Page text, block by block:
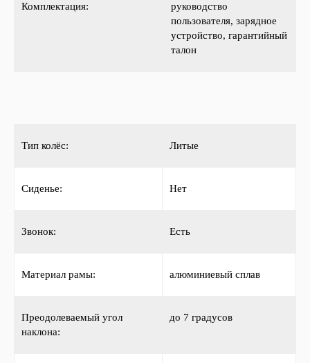
Комплектация:
руководство
пользователя, зарядное
устройство, гарантийный
талон
Тип колёс: Литые
Сиденье: Нет
Звонок: Есть
Материал рамы: алюминиевый сплав
Преодолеваемый угол
наклона:
до 7 градусов